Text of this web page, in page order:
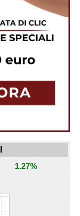
1.27%